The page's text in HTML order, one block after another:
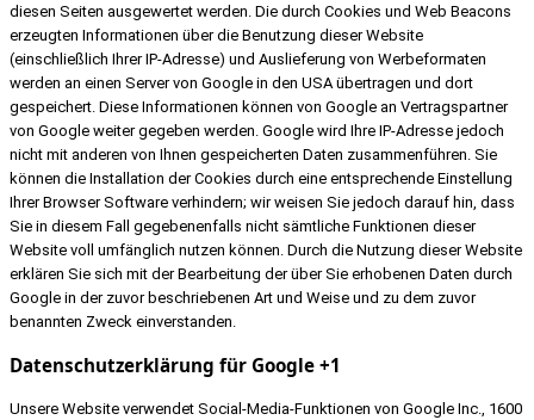
diesen Seiten ausgewertet werden. Die durch Cookies und Web Beacons
erzeugten Informationen über die Benutzung dieser Website
(einschließlich Ihrer IP-Adresse) und Auslieferung von Werbeformaten
werden an einen Server von Google in den USA übertragen und dort
gespeichert. Diese Informationen können von Google an Vertragspartner
von Google weiter gegeben werden. Google wird Ihre IP-Adresse jedoch
nicht mit anderen von Ihnen gespeicherten Daten zusammenführen. Sie
können die Installation der Cookies durch eine entsprechende Einstellung
Ihrer Browser Software verhindern; wir weisen Sie jedoch darauf hin, dass
Sie in diesem Fall gegebenenfalls nicht sämtliche Funktionen dieser
Website voll umfänglich nutzen können. Durch die Nutzung dieser Website
erklären Sie sich mit der Bearbeitung der über Sie erhobenen Daten durch
Google in der zuvor beschriebenen Art und Weise und zu dem zuvor
benannten Zweck einverstanden.
Datenschutzerklärung für Google +1
Unsere Website verwendet Social-Media-Funktionen von Google Inc., 1600